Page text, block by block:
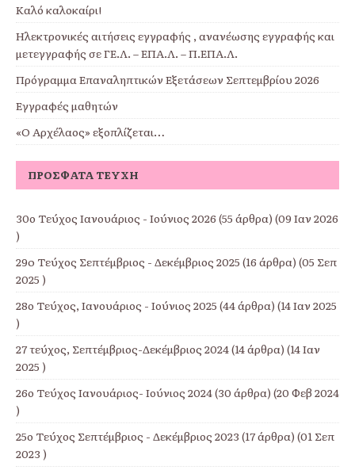
Καλό καλοκαίρι!
Ηλεκτρονικές αιτήσεις εγγραφής , ανανέωσης εγγραφής και
μετεγγραφής σε ΓΕ.Λ. – ΕΠΑ.Λ. – Π.ΕΠΑ.Λ.
Πρόγραμμα Επαναληπτικών Εξετάσεων Σεπτεμβρίου 2026
Εγγραφές μαθητών
«Ο Αρχέλαος» εξοπλίζεται…
ΠΡΌΣΦΑΤΑ ΤΕΎΧΗ
30ο Τεύχος Ιανουάριος - Ιούνιος 2026 (55 άρθρα) (09 Ιαν 2026
)
29o Τεύχος Σεπτέμβριος - Δεκέμβριος 2025 (16 άρθρα) (05 Σεπ
2025 )
28ο Τεύχος, Ιανουάριος - Ιούνιος 2025 (44 άρθρα) (14 Ιαν 2025
)
27 τεύχος, Σεπτέμβριος-Δεκέμβριος 2024(14 άρθρα) (14 Ιαν
2025 )
26ο Τεύχος Ιανουάριος- Ιούνιος 2024(30 άρθρα) (20 Φεβ 2024
)
25ο Τεύχος Σεπτέμβριος - Δεκέμβριος 2023 (17 άρθρα) (01 Σεπ
2023 )